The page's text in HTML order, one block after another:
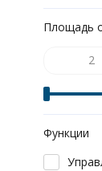
Площадь
Функции